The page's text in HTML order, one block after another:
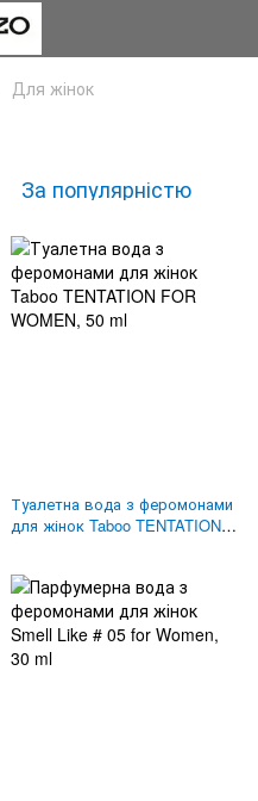
Для жінок
За популярністю
Туалетна вода з феромонами
для жінок Taboo TENTATION